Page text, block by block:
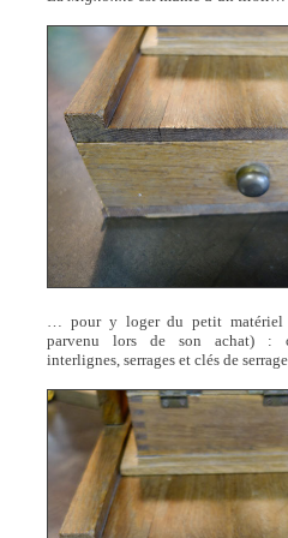
… pour y loger du petit matériel
parvenu lors de son achat) :
interlignes, serrages et clés de